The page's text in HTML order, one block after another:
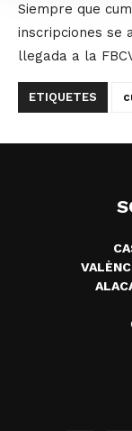
Siempre que
inscripciones se
llegada a la
ETIQUETES